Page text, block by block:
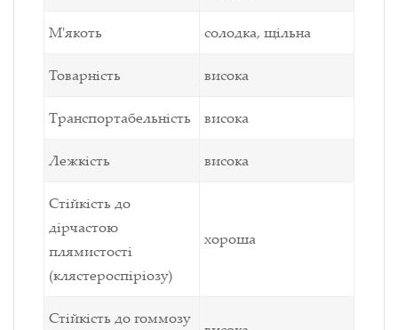
М'якоть солодка, щільна
Товарність висока
Транспортабельність висока
Лежкість висока
Стійкість до
дірчастою
плямистості
(клястероспіріозу)
хороша
Стійкість до гоммозу